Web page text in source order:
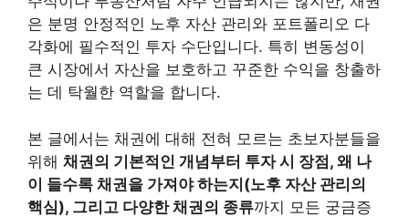
은 분명 안정적인 노후 자산 관리와 포트폴리오 다
각화에 필수적인 투자 수단입니다. 특히 변동성이
큰 시장에서 자산을 보호하고 꾸준한 수익을 창출하
는 데 탁월한 역할을 합니다.
본 글에서는 채권에 대해 전혀 모르는 초보자분들을
위해 채권의 기본적인 개념부터 투자 시 장점, 왜 나
이 들수록 채권을 가져야 하는지(노후 자산 관리의
핵심), 그리고 다양한 채권의 종류까지 모든 궁금증